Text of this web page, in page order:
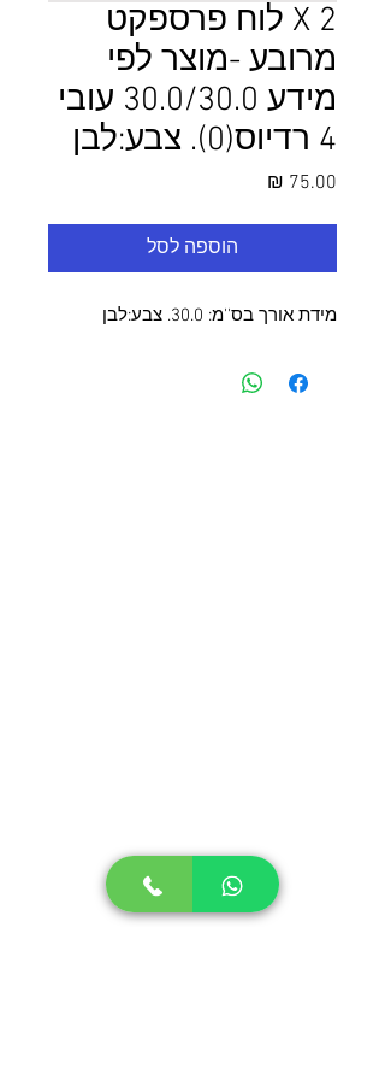
2 X לוח פרספקט
מרובע -מוצר לפי
מידע 30.0/30.0 עובי
4 רדיוס(0). צבע:לבן
הוספה לסל
מידת אורך בס''מ: 30.0. צבע:לבן